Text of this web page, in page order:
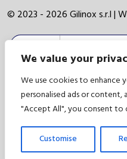
We value your
We use cookies to enhance
personalised ads or content,
"Accept All", you consent to
Customise
© 2023 - 2026 Gilinox s.r.l |